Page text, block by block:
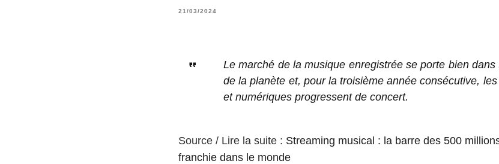
21/03/2024
Le marché de la musique enregistrée se porte bien
de la planète et, pour la troisième année consécutive,
et numériques progressent de concert.
Source / Lire la suite : Streaming musical : la barre des 500
franchie dans le monde